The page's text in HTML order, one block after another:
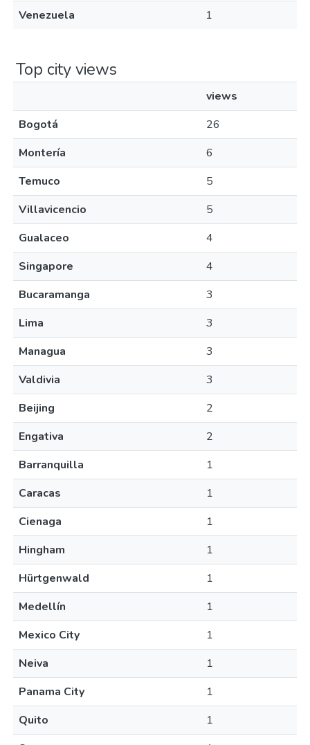
Venezuela
1
Top city views
views
Bogotá
26
Montería
6
Temuco
5
Villavicencio
5
Gualaceo
4
Singapore
4
Bucaramanga
3
Lima
3
Managua
3
Valdivia
3
Beijing
2
Engativa
2
Barranquilla
1
Caracas
1
Cienaga
1
Hingham
1
Hürtgenwald
1
Medellín
1
Mexico City
1
Neiva
1
Panama City
1
Quito
1